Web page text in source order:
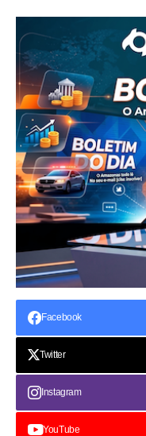
Facebook
Twitter
Instagram
YouTube